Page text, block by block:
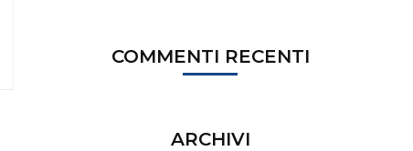
COMMENTI RECENTI
ARCHIVI